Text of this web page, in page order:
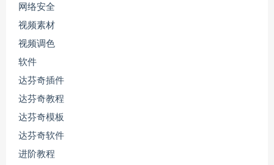
网络安全
视频素材
视频调色
软件
达芬奇插件
达芬奇教程
达芬奇模板
达芬奇软件
进阶教程